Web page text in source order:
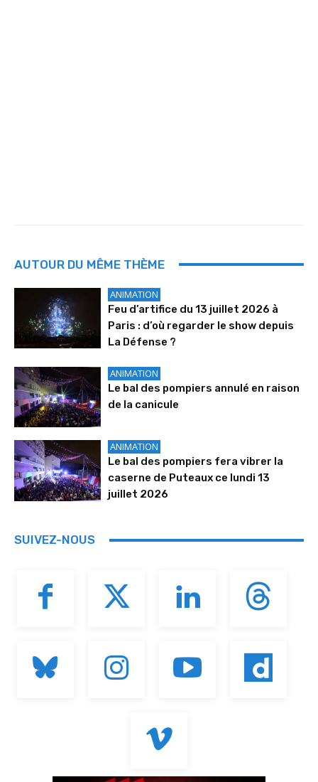
AUTOUR DU MÊME THÈME
ANIMATION
Feu d’artifice du 13 juillet 2026 à
Paris : d’où regarder le show depuis
La Défense ?
ANIMATION
Le bal des pompiers annulé en raison
de la canicule
ANIMATION
Le bal des pompiers fera vibrer la
caserne de Puteaux ce lundi 13
juillet 2026
SUIVEZ-NOUS